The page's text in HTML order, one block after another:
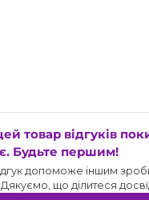
товар відгуків
Будьте першим!
допоможе іншим
Дякуємо, що ділитеся